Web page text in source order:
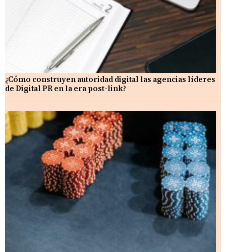
¿Cómo construyen autoridad digital las agencias líderes
de Digital PR en la era post-link?